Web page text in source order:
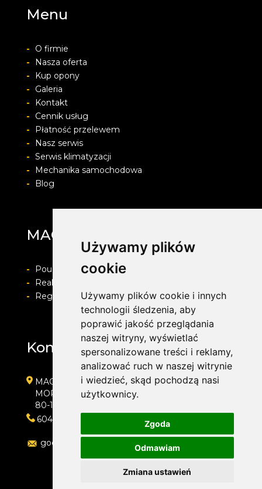
Używamy plików
cookie
Używamy plików cookie i innych
technologii śledzenia, aby
poprawić jakość przeglądania
naszej witryny, wyświetlać
spersonalizowane treści i reklamy,
analizować ruch w naszej witrynie
i wiedzieć, skąd pochodzą nasi
użytkownicy.
Zgoda
Odmawiam
Zmiana ustawień
Menu
-
O firmie
-
Nasza oferta
-
Kup opony
-
Galeria
-
Kontakt
-
Cennik usług
-
Płatność przelewem
-
Nasz serwis
- Serwis klimatyzacji
-
Mechanika samochodowa
-
Blog
MAG Opony
-
Pouczenie o prawie do odstapienia od umowy
-
Realizacja zamówienia i formy płatności
-
Regulamin i Polityka prywatności
Kontakt
MAG Opony
MORENOWA 6
80-172 GDAŃSK
604889000
goc.artur@gmail.com